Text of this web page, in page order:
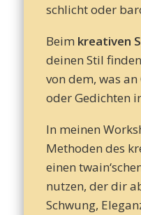
schlicht oder
Beim kreativen
deinen Stil
von dem, was an
oder Gedichten
In meinen
Methoden des
einen
nutzen, der dir
Schwung,